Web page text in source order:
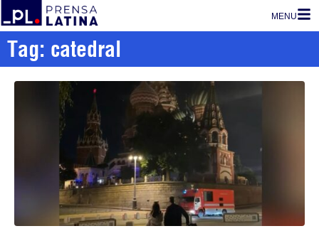
MENU
Tag: catedral